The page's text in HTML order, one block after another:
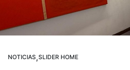
NOTICIAS,SLIDER HOME